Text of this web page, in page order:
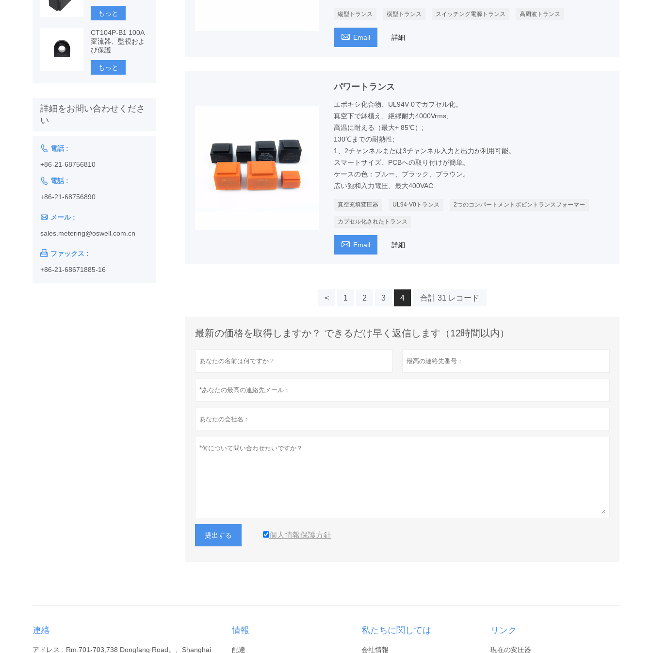
縦型トランス 横型トランス スイッチング電源トランス 高周波トランス
 Email 詳細
パワートランス
エポキシ化合物、UL94V-0でカプセル化。
真空下で鉢植え、絶縁耐力4000Vrms;
高温に耐える（最大+ 85℃）;
130℃までの耐熱性;
1、2チャンネルまたは3チャンネル入力と出力が利用可能。
スマートサイズ、PCBへの取り付けが簡単。
ケースの色：ブルー、ブラック、ブラウン。
広い飽和入力電圧、最大400VAC
真空充填変圧器 UL94-V0トランス 2つのコンパートメントボビントランスフォーマー
カプセル化されたトランス
 Email 詳細
< 1 2 3 4 合計 31 レコード
最新の価格を取得しますか？ できるだけ早く返信します（12時間以内）
提出する 個人情報保護方針
流、DC 測定
もっと
CT104P-B1 100A
変流器、監視およ
び保護
もっと
詳細をお問い合わせくださ
い
 電話 :
+86-21-68756810
 電話 :
+86-21-68756890
 メール :
sales.metering@oswell.com.cn
 ファックス :
+86-21-68671885-16
連絡
アドレス : Rm.701-703,738 Dongfang Road。、Shanghai
情報
配達
私たちに関しては
会社情報
リンク
現在の変圧器